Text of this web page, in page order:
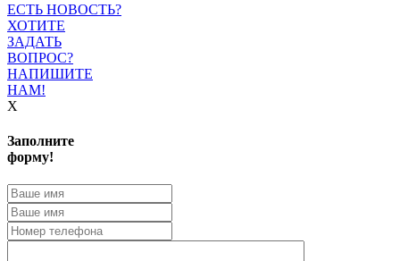
ЕСТЬ НОВОСТЬ?
ХОТИТЕ
ЗАДАТЬ
ВОПРОС?
НАПИШИТЕ
НАМ!
X
Заполните
форму!